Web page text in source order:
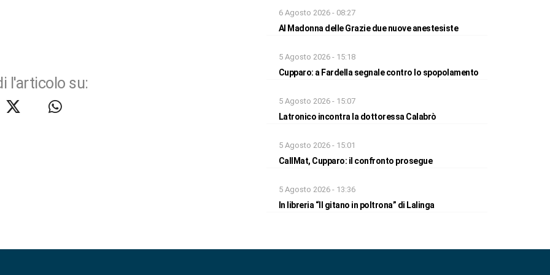
l'articolo su:
6 Agosto 2026 - 08:27
Al Madonna delle Grazie due nuove anestesiste
5 Agosto 2026 - 15:18
Cupparo: a Fardella segnale contro lo spopolamento
5 Agosto 2026 - 15:07
Latronico incontra la dottoressa Calabrò
5 Agosto 2026 - 15:01
CallMat, Cupparo: il confronto prosegue
5 Agosto 2026 - 13:36
In libreria “Il gitano in poltrona” di Lalinga